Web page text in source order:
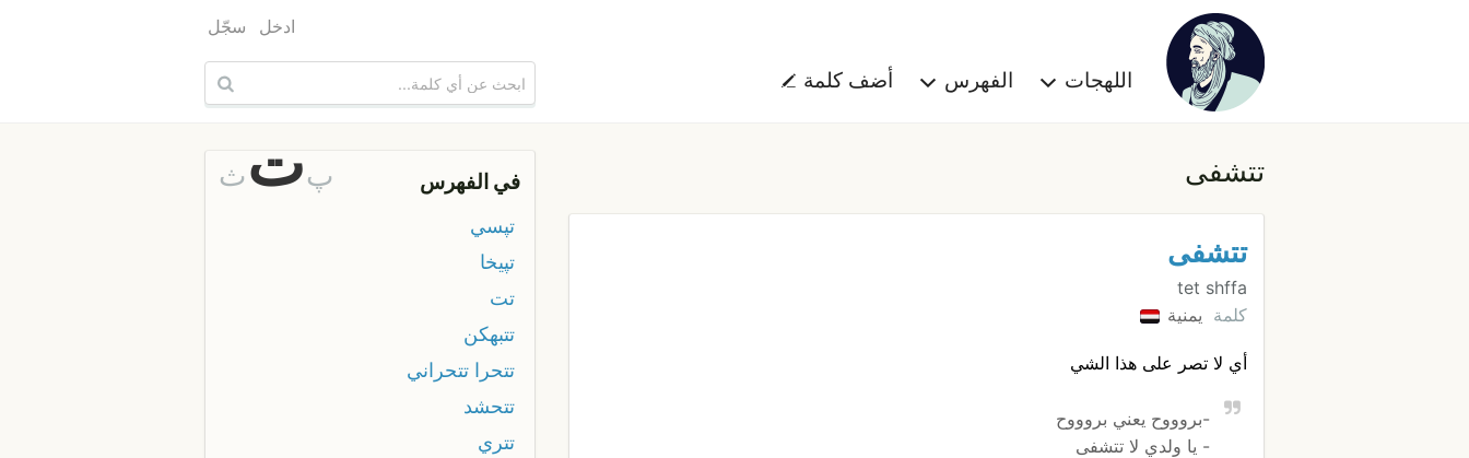
اللهجات الفهرس أضف كلمة
ادخل سجّل
تتشفى
تتشفى
tet shffa
كلمة يمنية
أي لا تصر على هذا الشي
-بروووح يعني بروووح
- يا ولدي لا تتشفى
في الفهرس پتث
تپسي
تپيخا
تت
تتبهكن
تتحرا تتحراني
تتحشد
تتري